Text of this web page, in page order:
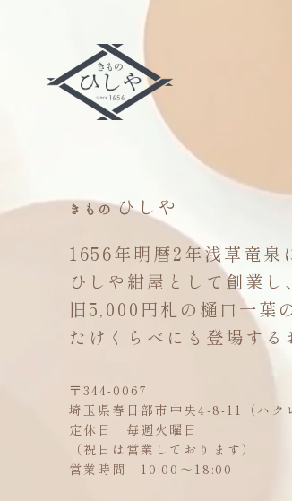
きもの ひしや
1656年明暦2年浅草竜泉
ひしや紺屋として創業し、
旧5,000円札の樋口一葉
たけくらべにも登場する
〒344-0067
埼玉県春日部市中央4-8-11（ハク
定休日 毎週火曜日
（祝日は営業しております）
営業時間 10:00～18:00